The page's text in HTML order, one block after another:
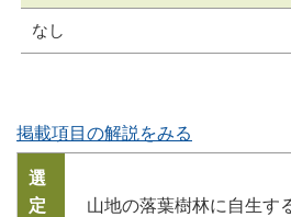
なし
掲載項目の解説をみる
選
定
山地の落葉樹林に自生す